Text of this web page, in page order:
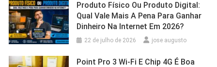
Produto Físico Ou Produto Digital:
Qual Vale Mais A Pena Para Ganhar
Dinheiro Na Internet Em 2026?
22 de julho de 2026 jose augusto
Point Pro 3 Wi‑Fi E Chip 4G É Boa